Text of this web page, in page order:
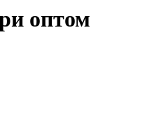
оптом